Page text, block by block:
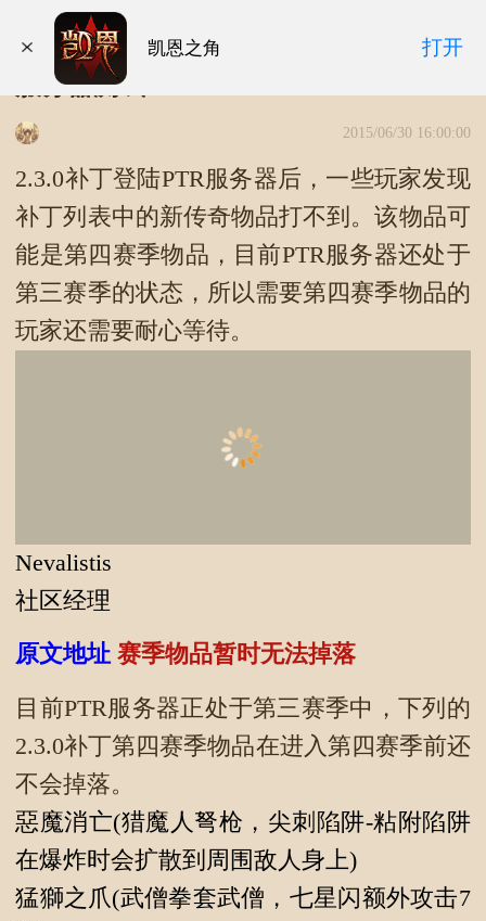
凯恩之角 打开
暗黑3第四赛季物品公布 稍后登陆PTR
服务器测试
2015/06/30 16:00:00
2.3.0补丁登陆PTR服务器后，一些玩家发现
补丁列表中的新传奇物品打不到。该物品可
能是第四赛季物品，目前PTR服务器还处于
第三赛季的状态，所以需要第四赛季物品的
玩家还需要耐心等待。
Nevalistis
社区经理
原文地址 赛季物品暂时无法掉落
目前PTR服务器正处于第三赛季中，下列的
2.3.0补丁第四赛季物品在进入第四赛季前还
不会掉落。
惡魔消亡(猎魔人弩枪，尖刺陷阱-粘附陷阱
在爆炸时会扩散到周围敌人身上)
猛獅之爪(武僧拳套武僧，七星闪额外攻击7